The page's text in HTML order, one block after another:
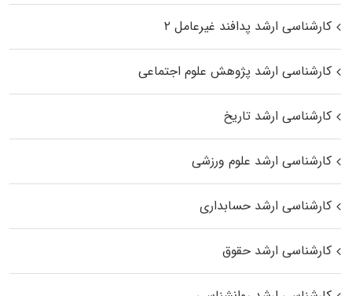
کارشناسی ارشد پدافند غیرعامل ۲
کارشناسی ارشد پژوهش علوم اجتماعی
کارشناسی ارشد تاریخ
کارشناسی ارشد علوم ورزشی
کارشناسی ارشد حسابداری
کارشناسی ارشد حقوق